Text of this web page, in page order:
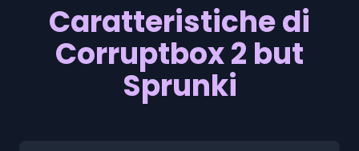
Caratteristiche di
Corruptbox 2 but
Sprunki